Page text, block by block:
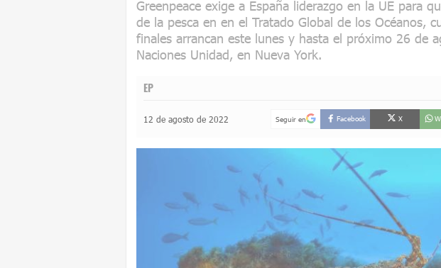
Greenpeace exige a España liderazgo en la UE para
de la pesca en en el Tratado Global de los Océanos,
finales arrancan este lunes y hasta el próximo 26 de
Naciones Unidad, en Nueva York.
EP
12 de agosto de 2022 Seguir en Facebook X